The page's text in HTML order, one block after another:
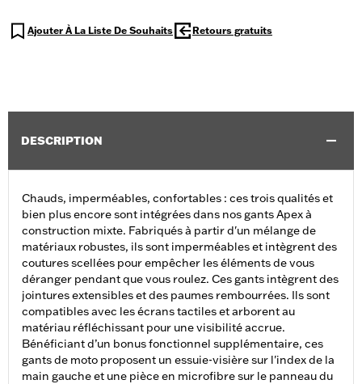
Ajouter À La Liste De Souhaits Retours gratuits
DESCRIPTION
Chauds, imperméables, confortables : ces trois qualités et
bien plus encore sont intégrées dans nos gants Apex à
construction mixte. Fabriqués à partir d'un mélange de
matériaux robustes, ils sont imperméables et intègrent des
coutures scellées pour empêcher les éléments de vous
déranger pendant que vous roulez. Ces gants intègrent des
jointures extensibles et des paumes rembourrées. Ils sont
compatibles avec les écrans tactiles et arborent au
matériau réfléchissant pour une visibilité accrue.
Bénéficiant d’un bonus fonctionnel supplémentaire, ces
gants de moto proposent un essuie-visière sur l'index de la
main gauche et une pièce en microfibre sur le panneau du